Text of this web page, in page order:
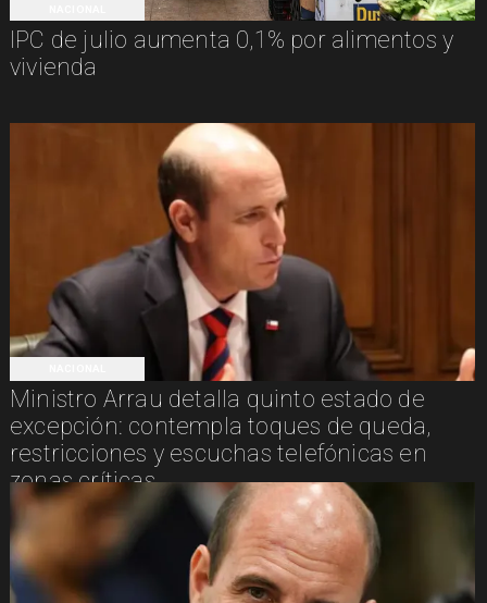
IPC de julio aumenta 0,1% por alimentos y
vivienda
Ministro Arrau detalla quinto estado de
excepción: contempla toques de queda,
restricciones y escuchas telefónicas en
zonas críticas